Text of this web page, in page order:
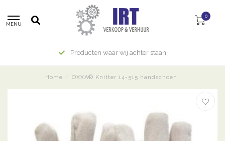
MENU
0
Producten waar wij achter staan
Home OXXA® Knitter 14-515 handschoen